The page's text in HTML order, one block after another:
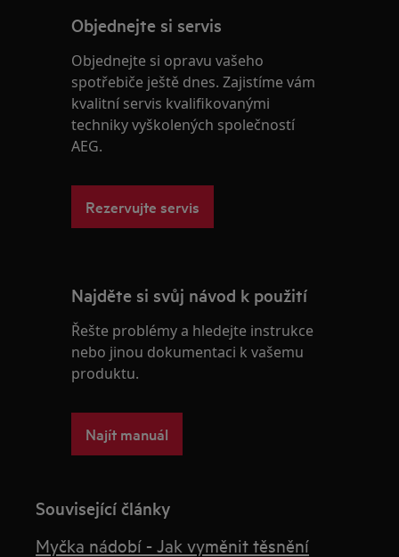
Objednejte si servis
Objednejte si opravu vašeho
spotřebiče ještě dnes. Zajistíme vám
kvalitní servis kvalifikovanými
techniky vyškolených společností
AEG.
Rezervujte servis
Najděte si svůj návod k použití
Řešte problémy a hledejte instrukce
nebo jinou dokumentaci k vašemu
produktu.
Najít manuál
Související články
Myčka nádobí - Jak vyměnit těsnění